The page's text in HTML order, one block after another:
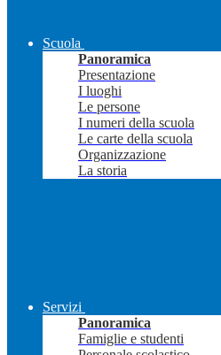
Scuola
Panoramica
Presentazione
I luoghi
Le persone
I numeri della scuola
Le carte della scuola
Organizzazione
La storia
Servizi
Panoramica
Famiglie e studenti